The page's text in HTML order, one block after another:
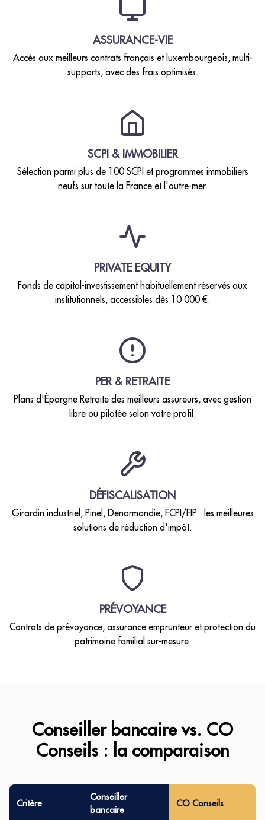
ASSURANCE-VIE
Accès aux meilleurs contrats français et luxembourgeois, multi-
supports, avec des frais optimisés.
SCPI & IMMOBILIER
Sélection parmi plus de 100 SCPI et programmes immobiliers
neufs sur toute la France et l'outre-mer.
PRIVATE EQUITY
Fonds de capital-investissement habituellement réservés aux
institutionnels, accessibles dès 10 000 €.
PER & RETRAITE
Plans d'Épargne Retraite des meilleurs assureurs, avec gestion
libre ou pilotée selon votre profil.
DÉFISCALISATION
Girardin industriel, Pinel, Denormandie, FCPI/FIP : les meilleures
solutions de réduction d'impôt.
PRÉVOYANCE
Contrats de prévoyance, assurance emprunteur et protection du
patrimoine familial sur-mesure.
Conseiller bancaire vs. CO
Conseils : la comparaison
Critère
Conseiller
bancaire
CO Conseils